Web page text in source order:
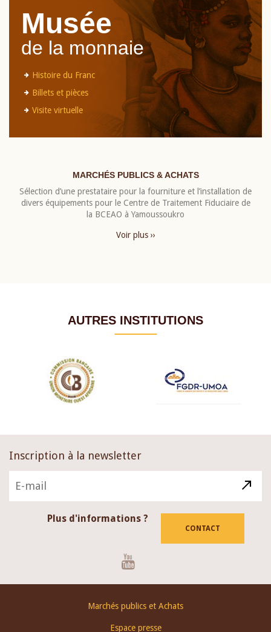
Musée
de la monnaie
Histoire du Franc
Billets et pièces
Visite virtuelle
MARCHÉS PUBLICS & ACHATS
Sélection d’une prestataire pour la fourniture et l’installation de
divers équipements pour le Centre de Traitement Fiduciaire de
la BCEAO à Yamoussoukro
Voir plus ››
AUTRES INSTITUTIONS
Inscription à la newsletter
Plus d'informations ?
CONTACT
Marchés publics et Achats
Espace presse